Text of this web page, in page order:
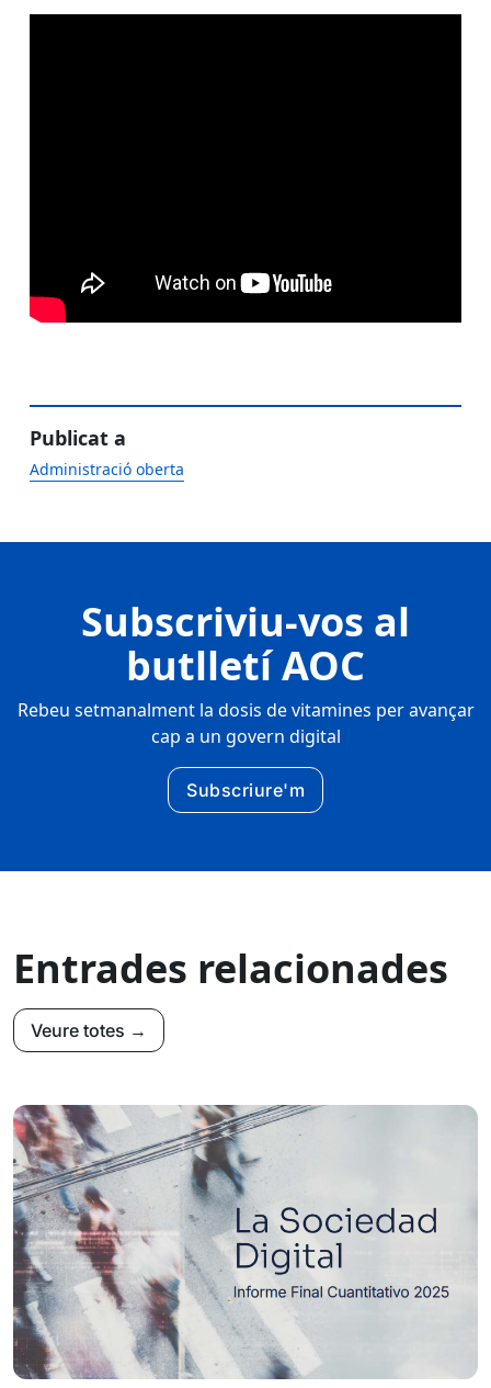
Publicat a
Administració oberta
Subscriviu-vos al
butlletí AOC
Rebeu setmanalment la dosis de vitamines per avançar
cap a un govern digital
Subscriure'm
Entrades relacionades
Veure totes →